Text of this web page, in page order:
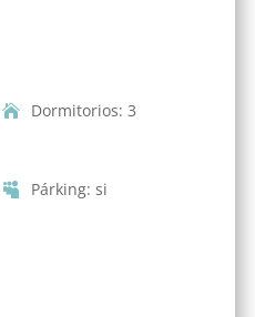
Dormitorios: 3
Párking: si